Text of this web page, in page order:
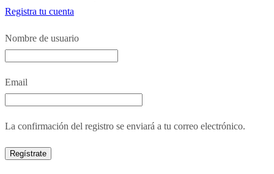
Registra tu cuenta
Nombre de usuario
Email
La confirmación del registro se enviará a tu correo electrónico.